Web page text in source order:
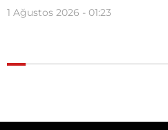
1 Ağustos 2026 - 01:23